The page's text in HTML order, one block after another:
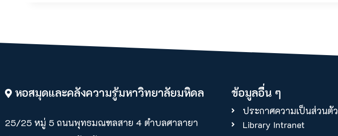
หอสมุดและคลังความรู้มหาวิทยาลัยมหิดล
25/25 หมู่ 5 ถนนพุทธมณฑลสาย 4 ตำบลศาลายา​
ข้อมูลอื่น ๆ
ประกาศความเป็นส่วนตัว
Library Intranet